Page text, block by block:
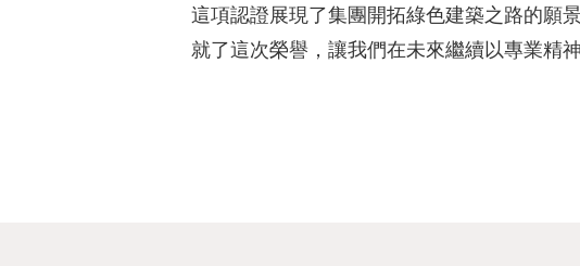
這項認證展現了集團開拓綠色建築之路的願
就了這次榮譽，讓我們在未來繼續以專業精